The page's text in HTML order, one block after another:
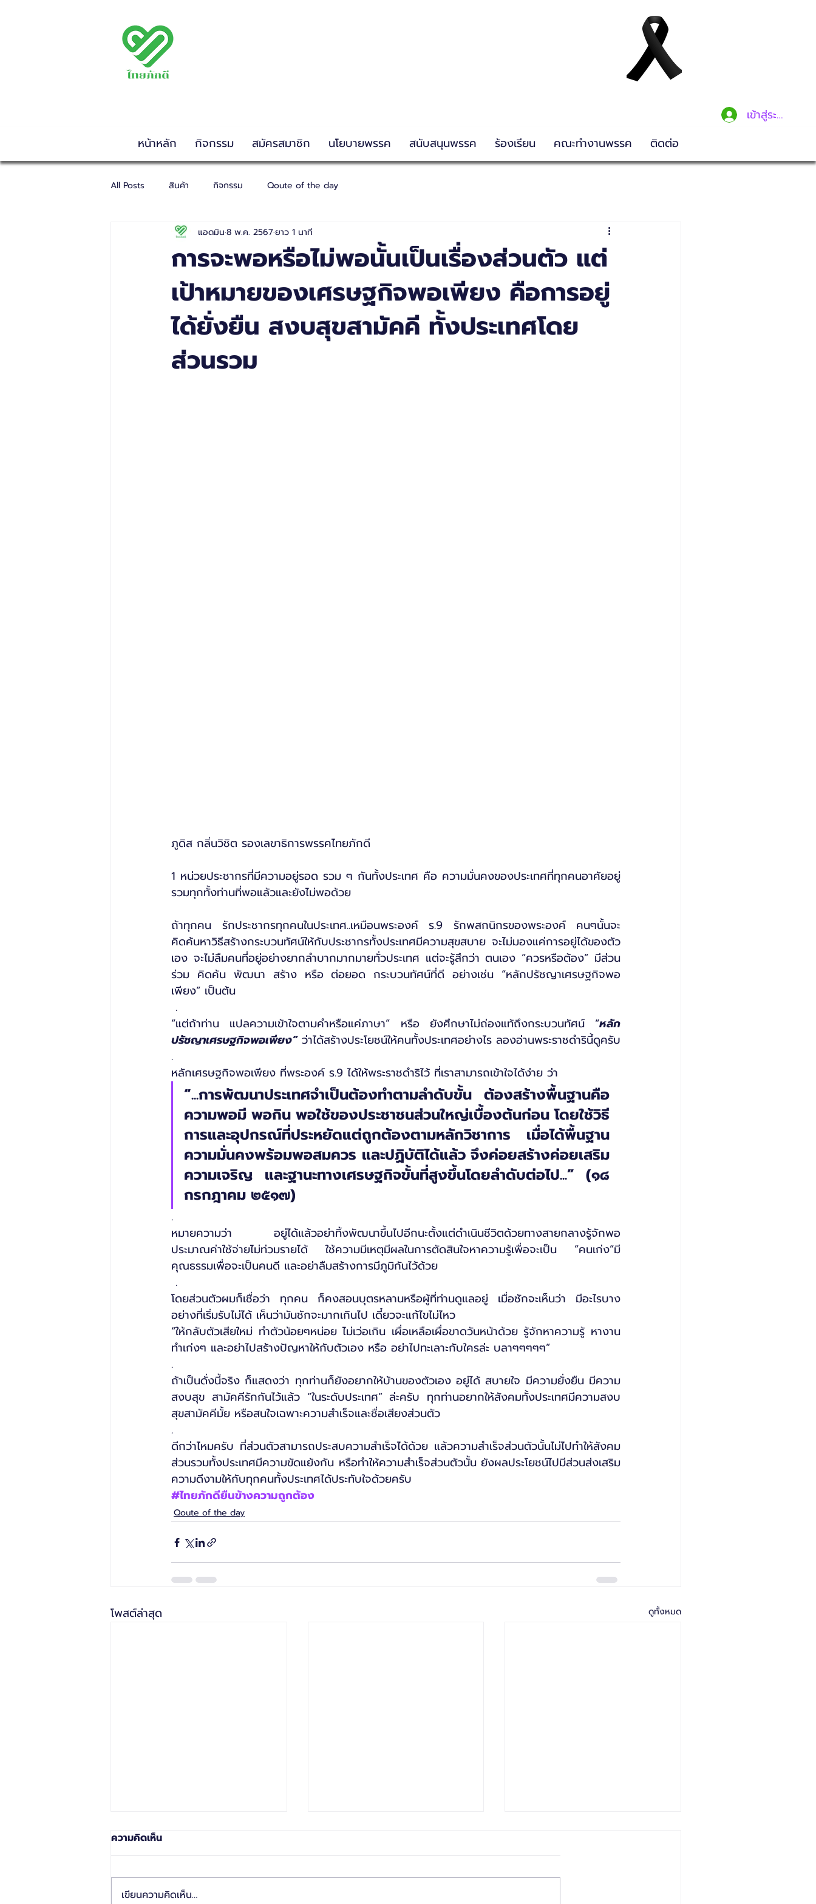
เข้าสู่ระบบ
หน้าหลัก
กิจกรรม สมัครสมาชิก นโยบายพรรค สนับสนุนพรรค ร้องเรียน คณะทำงานพรรค ติดต่อ
All Posts สินค้า กิจกรรม Qoute of the day
การจะพอหรือไม่พอนั้นเป็นเรื่องส่วนตัว แต่
เป้าหมายของเศรษฐกิจพอเพียง คือการอยู่
ได้ยั่งยืน สงบสุขสามัคคี ทั้งประเทศโดย
ส่วนรวม
แอดมิน8 พ.ค. 2567ยาว 1 นาที
ภูดิส กลิ่นวิชิต รองเลขาธิการพรรคไทยภักดี
1 หน่วยประชากรที่มีความอยู่รอด รวม ๆ กันทั้งประเทศ คือ ความมั่นคงของประเทศที่ทุกคนอาศัยอยู่
รวมทุกทั้งท่านที่พอแล้วและยังไม่พอด้วย
ถ้าทุกคน รักประชากรทุกคนในประเทศ..เหมือนพระองค์ ร.9 รักพสกนิกรของพระองค์ คนๆนั้นจะ
คิดค้นหาวิธีสร้างกระบวนทัศน์ให้กับประชากรทั้งประเทศมีความสุขสบาย จะไม่มองแค่การอยู่ได้ของตัว
เอง จะไม่ลืมคนที่อยู่อย่างยากลำบากมากมายทั่วประเทศ แต่จะรู้สึกว่า ตนเอง ”ควรหรือต้อง” มีส่วน
ร่วม คิดค้น พัฒนา สร้าง หรือ ต่อยอด กระบวนทัศน์ที่ดี อย่างเช่น “หลักปรัชญาเศรษฐกิจพอ
เพียง” เป็นต้น
.
“แต่ถ้าท่าน แปลความเข้าใจตามคำหรือแค่ภาษา” หรือ ยังศึกษาไม่ถ่องแท้ถึงกระบวนทัศน์ “หลัก
ปรัชญาเศรษฐกิจพอเพียง” ว่าได้สร้างประโยชน์ให้คนทั้งประเทศอย่างไร ลองอ่านพระราชดำรินี้ดูครับ
.
หลักเศรษฐกิจพอเพียง ที่พระองค์ ร.9 ได้ให้พระราชดำริไว้ ที่เราสามารถเข้าใจได้ง่าย ว่า
“...การพัฒนาประเทศจำเป็นต้องทำตามลำดับขั้น ต้องสร้างพื้นฐานคือ
ความพอมี พอกิน พอใช้ของประชาชนส่วนใหญ่เบื้องต้นก่อน โดยใช้วิธี
การและอุปกรณ์ที่ประหยัดแต่ถูกต้องตามหลักวิชาการ เมื่อได้พื้นฐาน
ความมั่นคงพร้อมพอสมควร และปฏิบัติได้แล้ว จึงค่อยสร้างค่อยเสริม
ความเจริญ และฐานะทางเศรษฐกิจขั้นที่สูงขึ้นโดยลำดับต่อไป...” (๑๘
กรกฎาคม ๒๕๑๗)
.
หมายความว่า อยู่ได้แล้วอย่าทิ้งพัฒนาขึ้นไปอีกนะตั้งแต่ดำเนินชีวิตด้วยทางสายกลางรู้จักพอ
ประมาณค่าใช้จ่ายไม่ท่วมรายได้ ใช้ความมีเหตุมีผลในการตัดสินใจหาความรู้เพื่อจะเป็น ”คนเก่ง”มี
คุณธรรมเพื่อจะเป็นคนดี และอย่าลืมสร้างการมีภูมิกันไว้ด้วย
.
โดยส่วนตัวผมก็เชื่อว่า ทุกคน ก็คงสอนบุตรหลานหรือผู้ที่ท่านดูแลอยู่ เมื่อชักจะเห็นว่า มีอะไรบาง
อย่างที่เริ่มรับไม่ได้ เห็นว่ามันชักจะมากเกินไป เดี๋ยวจะแก้ไขไม่ไหว
“ให้กลับตัวเสียใหม่ ทำตัวน้อยๆหน่อย ไม่เว่อเกิน เผื่อเหลือเผื่อขาดวันหน้าด้วย รู้จักหาความรู้ หางาน
ทำเก่งๆ และอย่าไปสร้างปัญหาให้กับตัวเอง หรือ อย่าไปทะเลาะกับใครล่ะ บลาๆๆๆๆๆ”
.
ถ้าเป็นดั่งนี้จริง ก็แสดงว่า ทุกท่านก็ยังอยากให้บ้านของตัวเอง อยู่ได้ สบายใจ มีความยั่งยืน มีความ
สงบสุข สามัคคีรักกันไว้แล้ว “ในระดับประเทศ” ล่ะครับ ทุกท่านอยากให้สังคมทั้งประเทศมีความสงบ
สุขสามัคคีมั้ย หรือสนใจเฉพาะความสำเร็จและชื่อเสียงส่วนตัว
.
ดีกว่าไหมครับ ที่ส่วนตัวสามารถประสบความสำเร็จได้ด้วย แล้วความสำเร็จส่วนตัวนั้นไม่ไปทำให้สังคม
ส่วนรวมทั้งประเทศมีความขัดแย้งกัน หรือทำให้ความสำเร็จส่วนตัวนั้น ยังผลประโยชน์ไปมีส่วนส่งเสริม
ความดีงามให้กับทุกคนทั้งประเทศได้ประทับใจด้วยครับ
#ไทยภักดียืนข้างความถูกต้อง
Qoute of the day
โพสต์ล่าสุด ดูทั้งหมด
ความคิดเห็น
เขียนความคิดเห็น…